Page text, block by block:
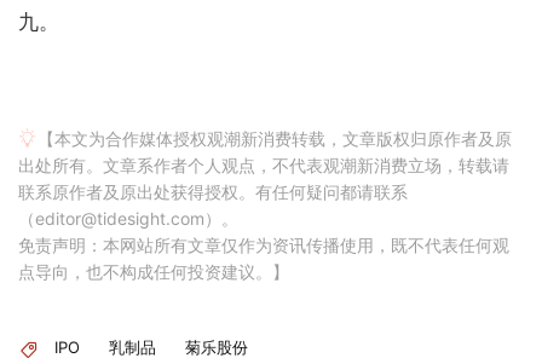
九。
【本文为合作媒体授权观潮新消费转载，文章版权归原作者及原
出处所有。文章系作者个人观点，不代表观潮新消费立场，转载请
联系原作者及原出处获得授权。有任何疑问都请联系
（editor@tidesight.com）。
免责声明：本网站所有文章仅作为资讯传播使用，既不代表任何观
点导向，也不构成任何投资建议。】
IPO 乳制品 菊乐股份